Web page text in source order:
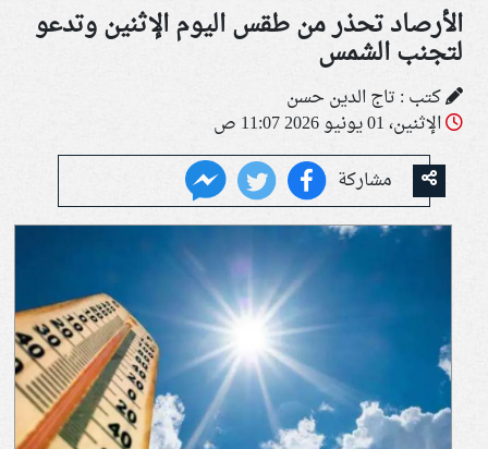
الأرصاد تحذر من طقس اليوم الإثنين وتدعو
لتجنب الشمس
كتب : تاج الدين حسن
الإثنين، 01 يونيو 2026 11:07 ص
مشاركة